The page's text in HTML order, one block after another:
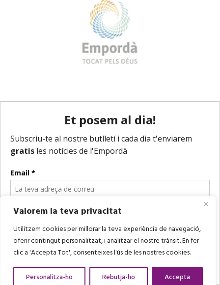
Valorem la teva privacitat
Utilitzem cookies per millorar la teva experiència de navegació,
oferir contingut personalitzat, i analitzar el nostre trànsit. En fer
clic a 'Accepta Tot', consenteixes l'ús de les nostres cookies.
Personalitza-ho Rebutja-ho Accepta